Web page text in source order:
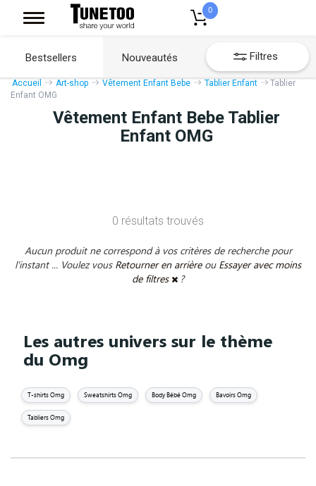
0
Bestsellers Nouveautés Filtres
Accueil Art-shop Vêtement Enfant Bebe Tablier Enfant
Tablier
Enfant OMG
Vêtement Enfant Bebe Tablier
Enfant OMG
0 résultats trouvés
Aucun produit ne correspond à vos critères de recherche pour
l'instant ... Voulez vous Retourner en arrière ou Essayer avec moins
de filtres
?
Les autres univers sur le thème
du Omg
T-shirts Omg Sweatshirts Omg Body Bébé Omg Bavoirs Omg
Tabliers Omg